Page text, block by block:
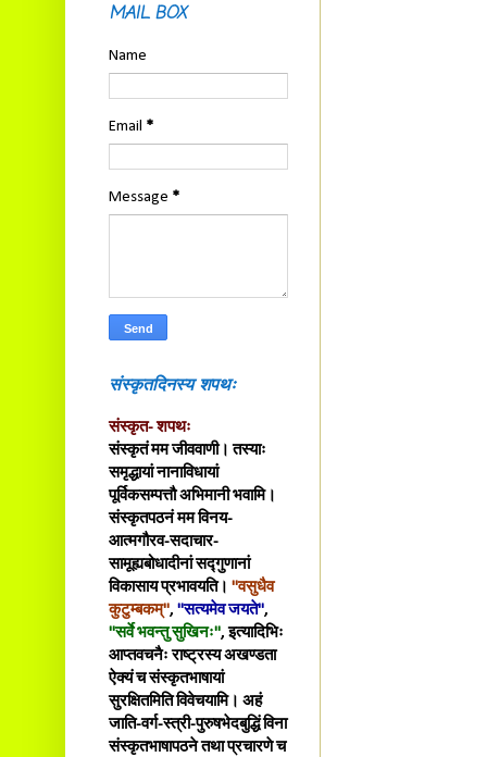
MAIL BOX
Name
Email *
Message *
संस्कृतदिनस्य शपथः
संस्कृत- शपथः
संस्कृतं मम जीववाणी। तस्याः
समृद्धायां नानाविधायां
पूर्विकसम्पत्तौ अभिमानी भवामि।
संस्कृतपठनं मम विनय-
आत्मगौरव-सदाचार-
सामूह्यबोधादीनां सद्गुणानां
विकासाय प्रभावयति। "वसुधैव
कुटुम्बकम्", "सत्यमेव जयते",
"सर्वे भवन्तु सुखिनः", इत्यादिभिः
आप्तवचनैः राष्ट्रस्य अखण्डता
ऐक्यं च संस्कृतभाषायां
सुरक्षितमिति विवेचयामि। अहं
जाति-वर्ग-स्त्री-पुरुषभेदबुद्धिं विना
संस्कृतभाषापठने तथा प्रचारणे च